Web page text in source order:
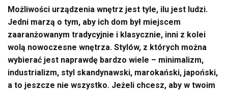
Możliwości urządzenia wnętrz jest tyle, ilu jest ludzi.
Jedni marzą o tym, aby ich dom był miejscem
zaaranżowanym tradycyjnie i klasycznie, inni z kolei
wolą nowoczesne wnętrza. Stylów, z których można
wybierać jest naprawdę bardzo wiele – minimalizm,
industrializm, styl skandynawski, marokański, japoński,
a to jeszcze nie wszystko. Jeżeli chcesz, aby w twoim